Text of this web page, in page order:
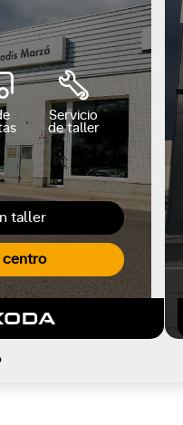
taller
centro
Servicio
de taller